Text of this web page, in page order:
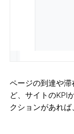
ページの到達や
ど、サイトのKPI
クションがあれば